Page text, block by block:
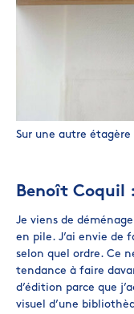
Sur une autre étagère
Benoît Coquil :
Je viens de
en pile. J’ai envie de
selon quel ordre. Ce
tendance à faire
d’édition parce que
visuel d’une